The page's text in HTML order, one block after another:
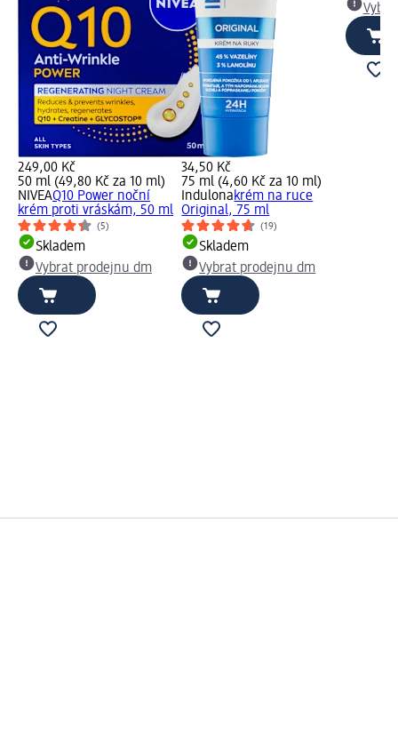
249,00 Kč
50 ml (49,80 Kč za 10 ml)
NIVEAQ10 Power noční
krém proti vráskám, 50 ml
(5)
Skladem
Vybrat prodejnu dm
34,50 Kč
75 ml (4,60 Kč za 10 ml)
Indulonakrém na ruce
Original, 75 ml
(19)
Skladem
Vybrat prodejnu dm